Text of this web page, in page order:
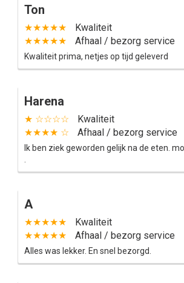
Ton
★★★★★
Kwaliteit
★★★★★
Afhaal / bezorg service
Kwaliteit prima, netjes op tijd geleverd
Harena
★ ☆☆☆☆
Kwaliteit
★★★★ ☆
Afhaal / bezorg service
Ik ben ziek geworden gelijk na de eten.
A
★★★★★
Kwaliteit
★★★★★
Afhaal / bezorg service
Alles was lekker. En snel bezorgd.